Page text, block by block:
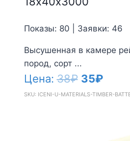
Показы: 80 | Заявки: 46
Высушенная в камере
пород, сорт ...
Цена:38₽
цена
35₽
SKU: ICENI-U-MATERIALS-TIMBER-